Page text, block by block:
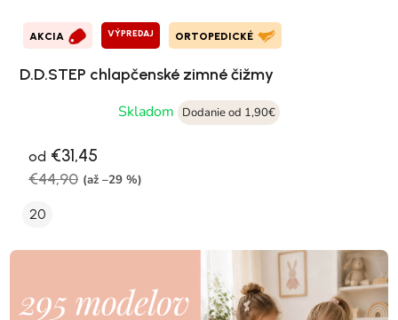
AKCIA VÝPREDAJ ORTOPEDICKÉ
D.D.STEP chlapčenské zimné čižmy
Skladom
Dodanie od 1,90€
od €31,45
€44,90 (až –29 %)
20